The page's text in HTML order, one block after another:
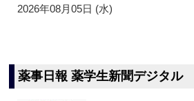
2026年08月05日 (水)
薬事日報 薬学生新聞デジタル